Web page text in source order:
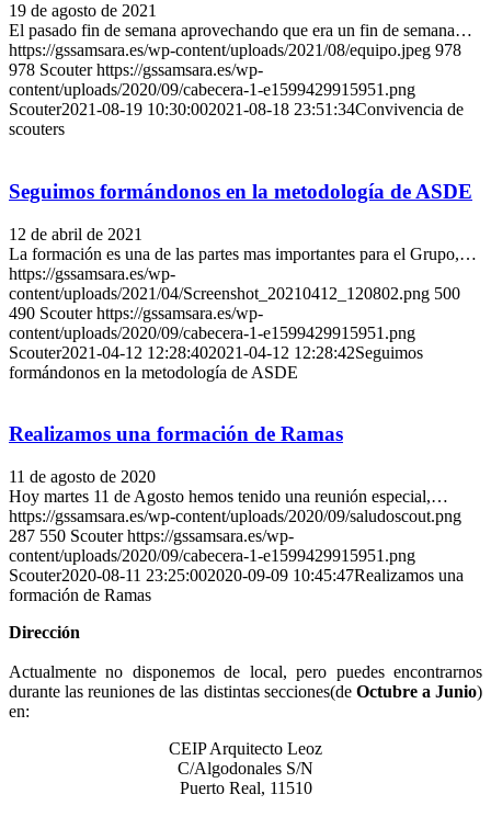
19 de agosto de 2021
El pasado fin de semana aprovechando que era un fin de semana…
https://gssamsara.es/wp-content/uploads/2021/08/equipo.jpeg 978
978 Scouter https://gssamsara.es/wp-
content/uploads/2020/09/cabecera-1-e1599429915951.png
Scouter2021-08-19 10:30:002021-08-18 23:51:34Convivencia de
scouters
Seguimos formándonos en la metodología de ASDE
12 de abril de 2021
La formación es una de las partes mas importantes para el Grupo,…
https://gssamsara.es/wp-
content/uploads/2021/04/Screenshot_20210412_120802.png 500
490 Scouter https://gssamsara.es/wp-
content/uploads/2020/09/cabecera-1-e1599429915951.png
Scouter2021-04-12 12:28:402021-04-12 12:28:42Seguimos
formándonos en la metodología de ASDE
Realizamos una formación de Ramas
11 de agosto de 2020
Hoy martes 11 de Agosto hemos tenido una reunión especial,…
https://gssamsara.es/wp-content/uploads/2020/09/saludoscout.png
287 550 Scouter https://gssamsara.es/wp-
content/uploads/2020/09/cabecera-1-e1599429915951.png
Scouter2020-08-11 23:25:002020-09-09 10:45:47Realizamos una
formación de Ramas
Dirección
Actualmente no disponemos de local, pero puedes encontrarnos
durante las reuniones de las distintas secciones(de Octubre a Junio)
en:
CEIP Arquitecto Leoz
C/Algodonales S/N
Puerto Real, 11510